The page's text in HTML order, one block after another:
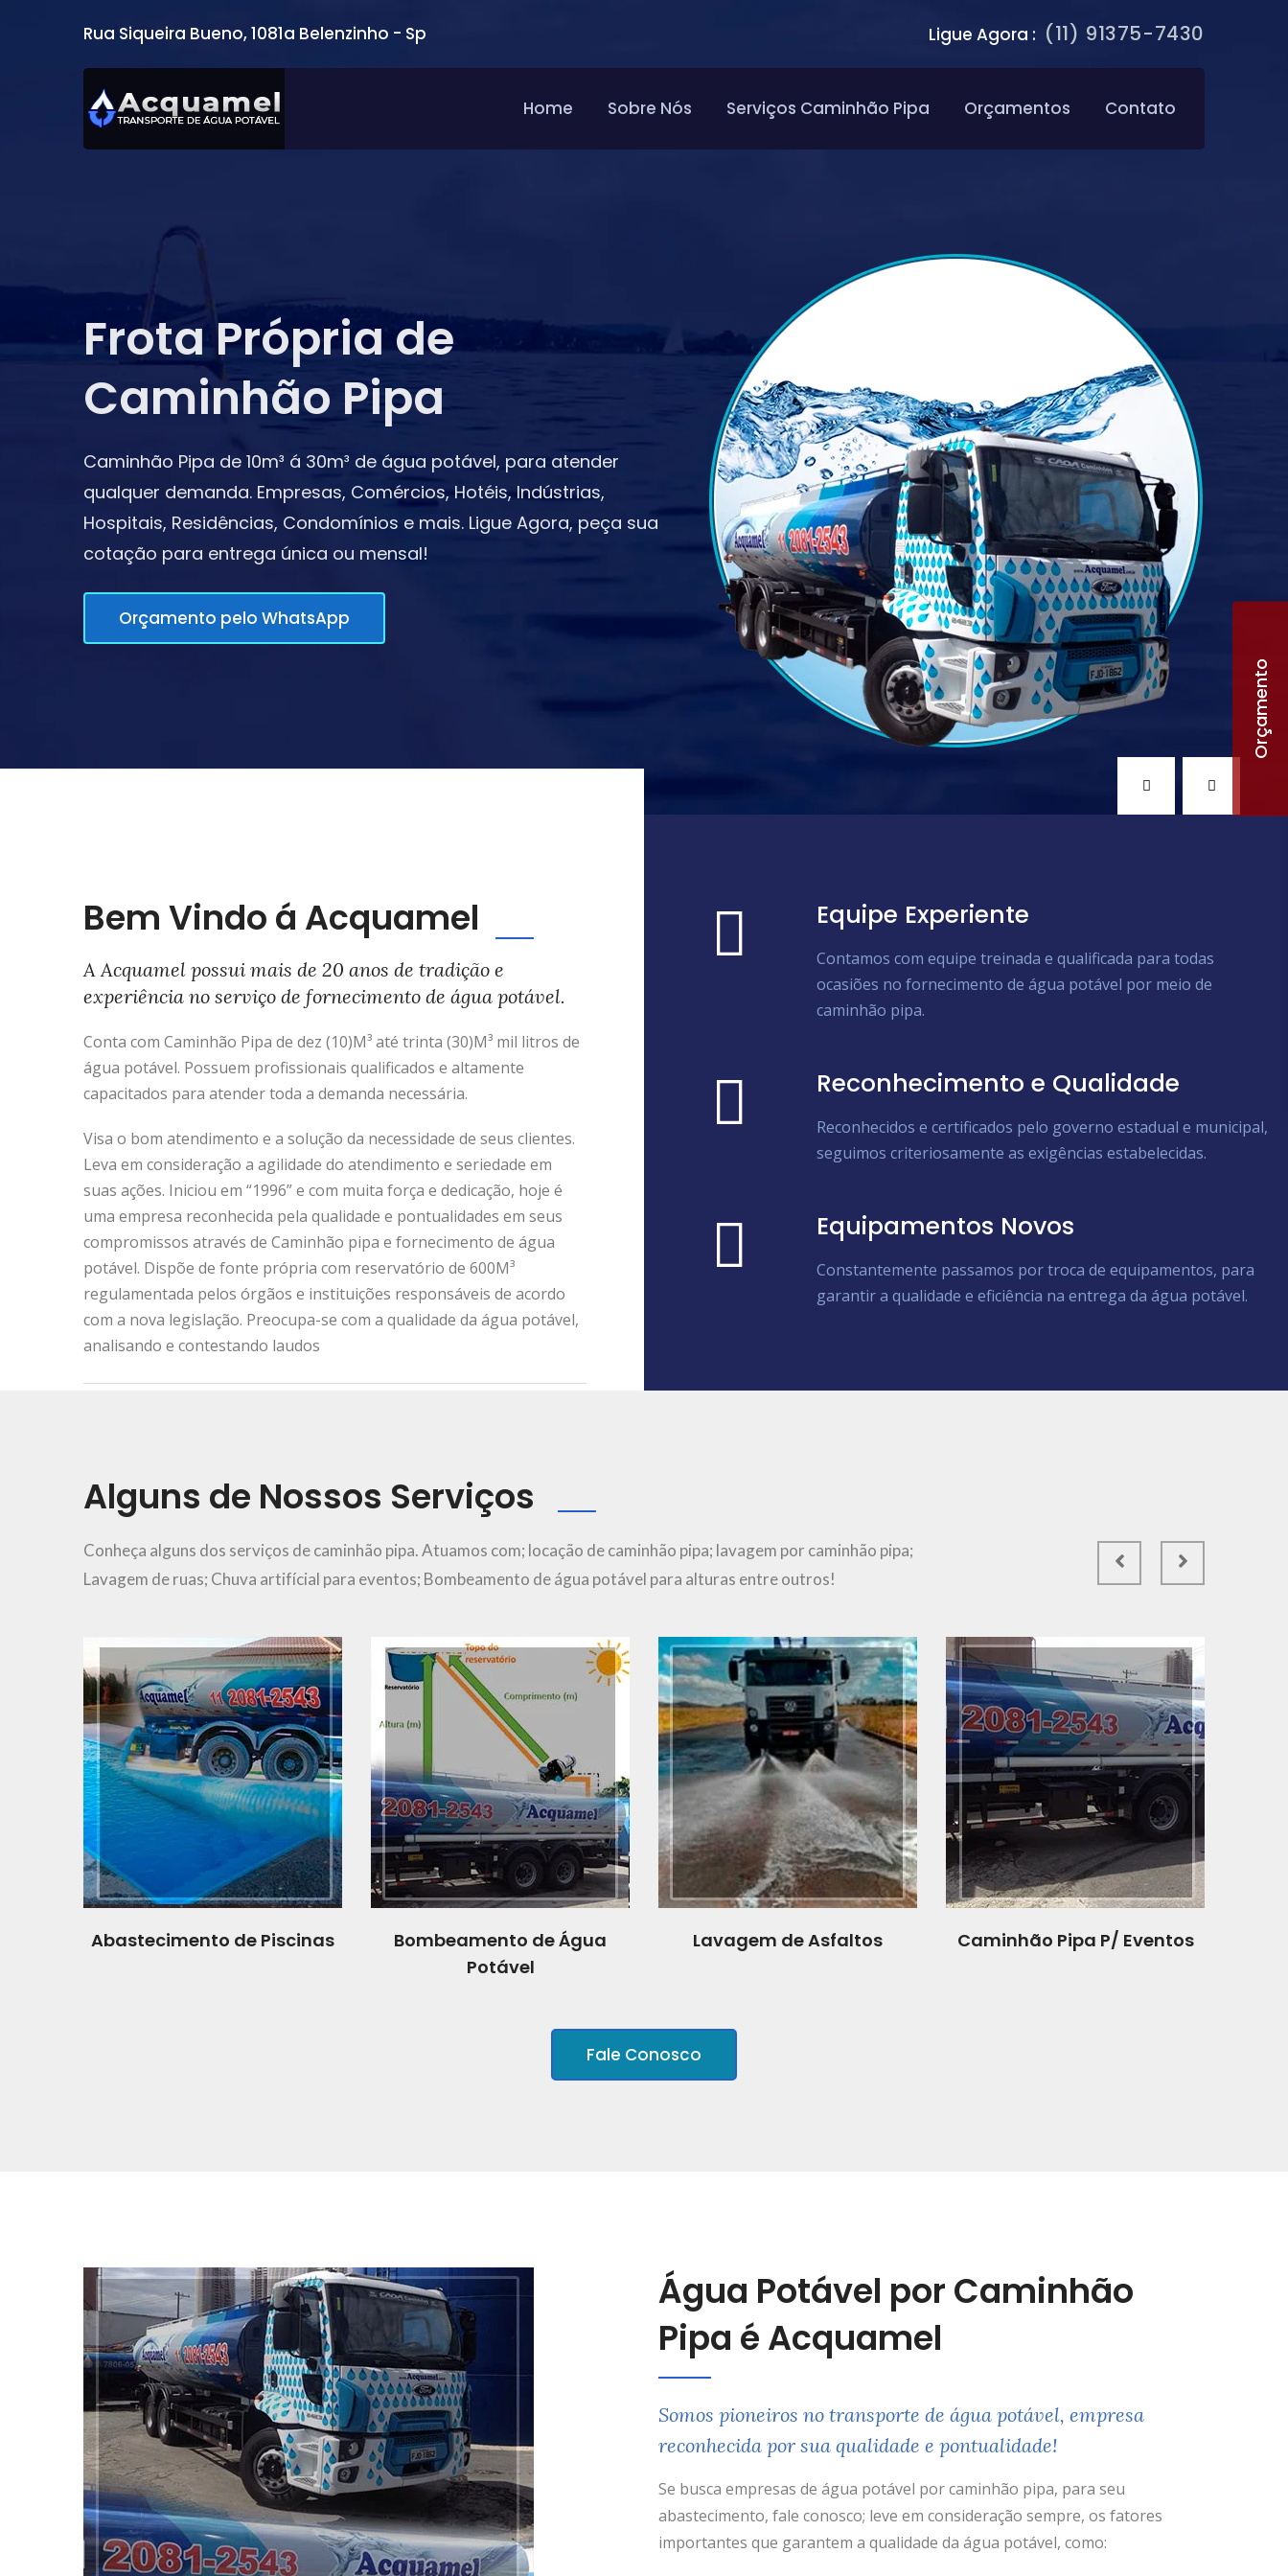
Rua Siqueira Bueno, 1081a Belenzinho - Sp Ligue Agora : (11) 91375-7430
Home Sobre Nós Serviços Caminhão Pipa Orçamentos Contato
Orçamento
Frota Própria de
Caminhão Pipa
Caminhão Pipa de 10m³ á 30m³ de água potável, para atender
qualquer demanda. Empresas, Comércios, Hotéis, Indústrias,
Hospitais, Residências, Condomínios e mais. Ligue Agora, peça sua
cotação para entrega única ou mensal!
Orçamento pelo WhatsApp
Bem Vindo á Acquamel
A Acquamel possui mais de 20 anos de tradição e
experiência no serviço de fornecimento de água potável.
Conta com Caminhão Pipa de dez (10)M³ até trinta (30)M³ mil litros de
água potável. Possuem profissionais qualificados e altamente
capacitados para atender toda a demanda necessária.
Visa o bom atendimento e a solução da necessidade de seus clientes.
Leva em consideração a agilidade do atendimento e seriedade em
suas ações. Iniciou em “1996” e com muita força e dedicação, hoje é
uma empresa reconhecida pela qualidade e pontualidades em seus
compromissos através de Caminhão pipa e fornecimento de água
potável. Dispõe de fonte própria com reservatório de 600M³
regulamentada pelos órgãos e instituições responsáveis de acordo
com a nova legislação. Preocupa-se com a qualidade da água potável,
analisando e contestando laudos
11 2081-2543
Equipe Experiente
Contamos com equipe treinada e qualificada para todas
ocasiões no fornecimento de água potável por meio de
caminhão pipa.
Reconhecimento e Qualidade
Reconhecidos e certificados pelo governo estadual e municipal,
seguimos criteriosamente as exigências estabelecidas.
Equipamentos Novos
Constantemente passamos por troca de equipamentos, para
garantir a qualidade e eficiência na entrega da água potável.
Alguns de Nossos Serviços
Conheça alguns dos serviços de caminhão pipa. Atuamos com; locação de caminhão pipa; lavagem por caminhão pipa;
Lavagem de ruas; Chuva artifícial para eventos; Bombeamento de água potável para alturas entre outros!
Ver Mais..
Abastecimento de Piscinas
Ver Mais..
Bombeamento de Água
Potável
Lavagem de Asfaltos Caminhão Pipa P/ Eventos
Fale Conosco
Água Potável por Caminhão
Pipa é Acquamel
Somos pioneiros no transporte de água potável, empresa
reconhecida por sua qualidade e pontualidade!
Se busca empresas de água potável por caminhão pipa, para seu
abastecimento, fale conosco; leve em consideração sempre, os fatores
importantes que garantem a qualidade da água potável, como: